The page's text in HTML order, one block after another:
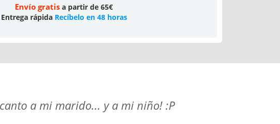
Envío gratis a partir de 65€
Entrega rápida Recíbelo en 48 horas
a mi marido... y a mi niño! :P